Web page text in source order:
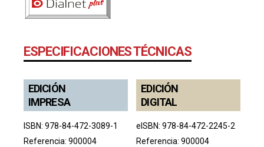
ESPECIFICACIONES TÉCNICAS
EDICIÓN
IMPRESA
ISBN: 978-84-472-3089-1
Referencia: 900004
EDICIÓN
DIGITAL
eISBN: 978-84-472-2245-2
Referencia: 900004